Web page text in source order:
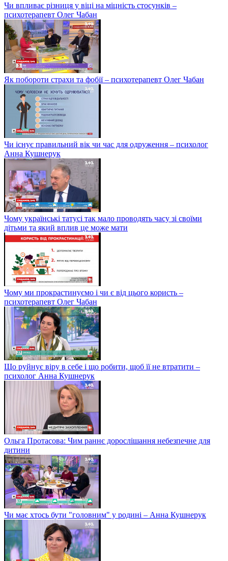
Чи впливає різниця у віці на міцність стосунків –
психотерапевт Олег Чабан
Як побороти страхи та фобії – психотерапевт Олег Чабан
Чи існує правильний вік чи час для одруження – психолог
Анна Кушнерук
Чому українські татусі так мало проводять часу зі своїми
дітьми та який вплив це може мати
Чому ми прокрастинуємо і чи є від цього користь –
психотерапевт Олег Чабан
Що руйнує віру в себе і що робити, щоб її не втратити –
психолог Анна Кушнерук
Ольга Протасова: Чим раннє дорослішання небезпечне для
дитини
Чи має хтось бути "головним" у родині – Анна Кушнерук